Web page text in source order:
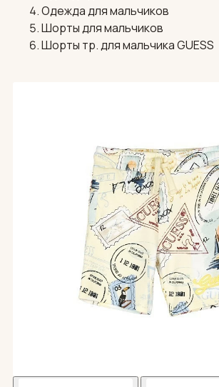
Одежда для мальчиков
Шорты для мальчиков
Шорты тр. для мальчика GUESS